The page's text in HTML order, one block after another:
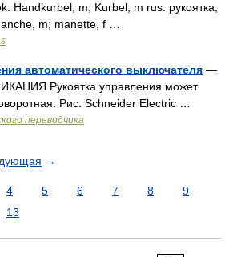
Handkurbel, m; Kurbel, m rus. рукоятка,
m; manette, f …
автоматического выключателя —
Рукоятка управления может
Рис. Schneider Electric …
переводчика
→
4 5 6 7 8
9
13